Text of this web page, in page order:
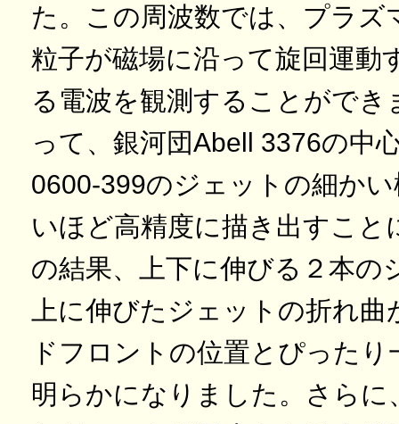
た。この周波数では、プラズ
粒子が磁場に沿って旋回運動
る電波を観測することができ
って、銀河団Abell 3376の中
0600-399のジェットの細か
いほど高精度に描き出すこと
の結果、上下に伸びる２本の
上に伸びたジェットの折れ
ドフロントの位置とぴった
明らかになりました。さらに